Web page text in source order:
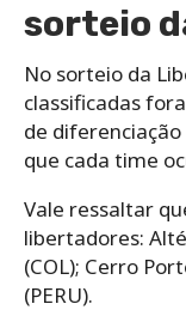
sorteio
No sorteio da
classificadas
de
que cada time
Vale ressaltar
libertadores:
(COL); Cerro
(PERU).